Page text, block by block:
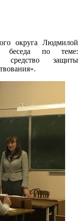
округа Людмилой
беседа по теме:
средство защиты